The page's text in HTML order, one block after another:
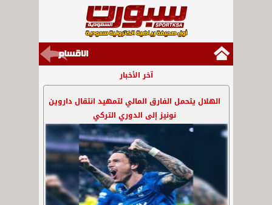
آخر الأخبار
الهلال يتحمل الفارق المالي لتمهيد انتقال داروين
نونيز إلى الدوري التركي